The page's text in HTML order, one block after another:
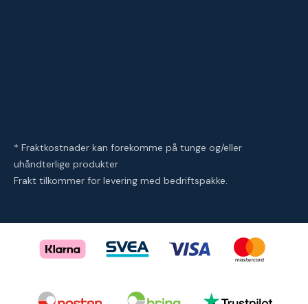
* Fraktkostnader kan forekomme på tunge og/eller
uhåndterlige produkter
Frakt tilkommer for levering med bedriftspakke.